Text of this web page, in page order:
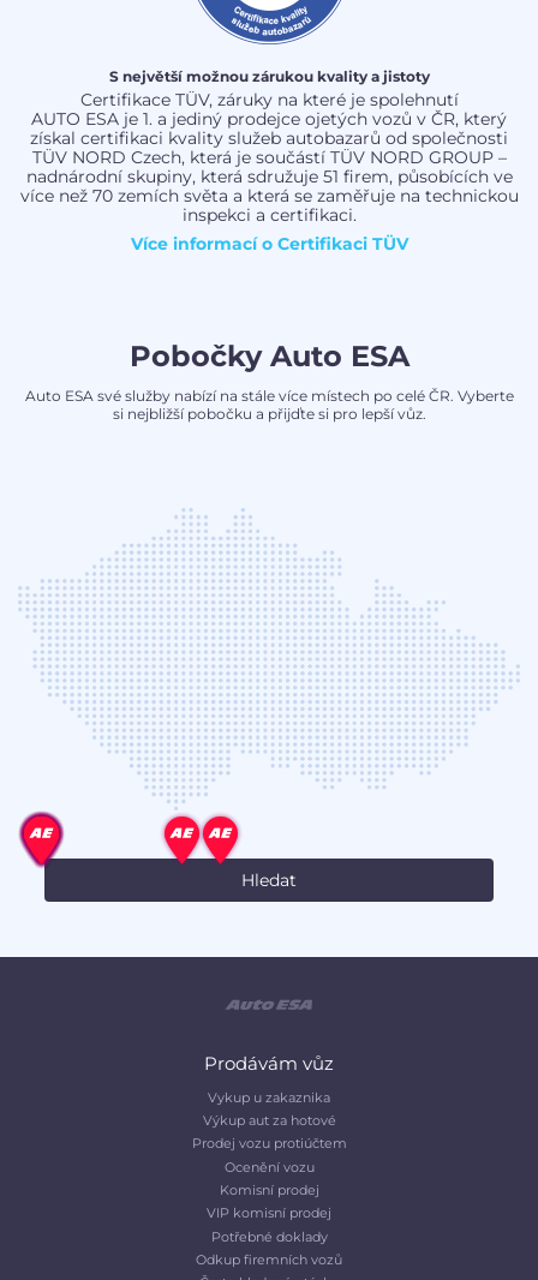
S největší možnou zárukou kvality a jistoty
Certifikace TÜV, záruky na které je spolehnutí
AUTO ESA je 1. a jediný prodejce ojetých vozů v ČR, který
získal certifikaci kvality služeb autobazarů od společnosti
TÜV NORD Czech, která je součástí TÜV NORD GROUP –
nadnárodní skupiny, která sdružuje 51 firem, působících ve
více než 70 zemích světa a která se zaměřuje na technickou
inspekci a certifikaci.
Více informací o Certifikaci TÜV
Pobočky Auto ESA
Auto ESA své služby nabízí na stále více místech po celé ČR. Vyberte
si nejbližší pobočku a přijďte si pro lepší vůz.
Prodávám vůz
Vykup u zakaznika
Výkup aut za hotové
Prodej vozu protiúčtem
Ocenění vozu
Komisní prodej
VIP komisní prodej
Potřebné doklady
Odkup firemních vozů